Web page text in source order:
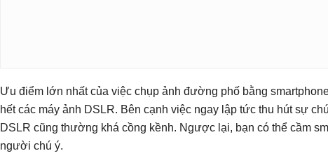
Ưu điểm lớn nhất của việc chụp ảnh đường phố bằng
hết các máy ảnh DSLR. Bên cạnh việc ngay lập tức thu hút sự
DSLR cũng thường khá cồng kềnh. Ngược lại, bạn có thể cầm
người chú ý.